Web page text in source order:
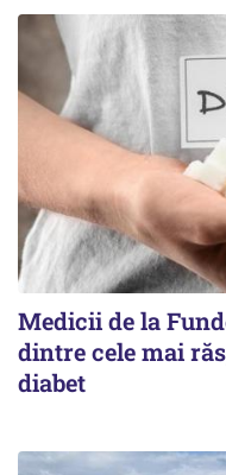
Medicii de la
dintre cele mai
diabet